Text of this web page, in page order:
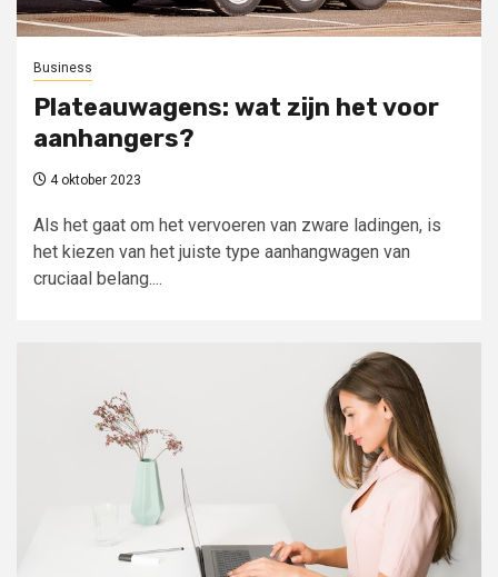
Business
Plateauwagens: wat zijn het voor
aanhangers?
4 oktober 2023
Als het gaat om het vervoeren van zware ladingen, is
het kiezen van het juiste type aanhangwagen van
cruciaal belang....